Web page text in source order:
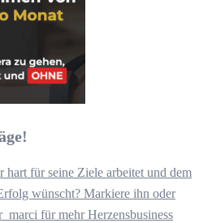
hart für seine Ziele arbeitet und dem
wünscht? Markiere ihn oder
für mehr Herzensbusiness